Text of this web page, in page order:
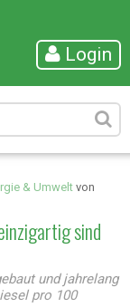
Login
& Umwelt von
sind
und jahrelang
pro 100